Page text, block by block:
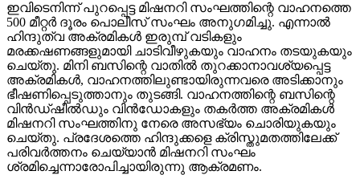
ഇവിടെനിന്ന് പുറപ്പെട്ട മിഷനറി സംഘത്തിന്റെ വാഹനത്തെ
500 മീറ്റര്‍ ദൂരം പൊലീസ് സംഘം അനുഗമിച്ചു. എന്നാല്‍
ഹിന്ദുത്വ അക്രമികള്‍ ഇരുമ്പ് വടികളും
മരക്കഷണങ്ങളുമായി ചാടിവീഴുകയും വാഹനം തടയുകയും
ചെയ്തു. മിനി ബസിന്റെ വാതില്‍ തുറക്കാനാവശ്യപ്പെട്ട
അക്രമികള്‍, വാഹനത്തിലുണ്ടായിരുന്നവരെ അടിക്കാനും
ഭീഷണിപ്പെടുത്താനും തുടങ്ങി. വാഹനത്തിന്റെ ബസിന്റെ
വിന്‍ഡ്ഷീല്‍ഡും വിന്‍ഡോകളും തകര്‍ത്ത അക്രമികള്‍
മിഷനറി സംഘത്തിനു നേരെ അസഭ്യം ചൊരിയുകയും
ചെയ്തു. പ്രദേശത്തെ ഹിന്ദുക്കളെ ക്രിസ്തുമതത്തിലേക്ക്
പരിവര്‍ത്തനം ചെയ്യാന്‍ മിഷനറി സംഘം
ശ്രമിച്ചെന്നാരോപിച്ചായിരുന്നു ആക്രമണം.